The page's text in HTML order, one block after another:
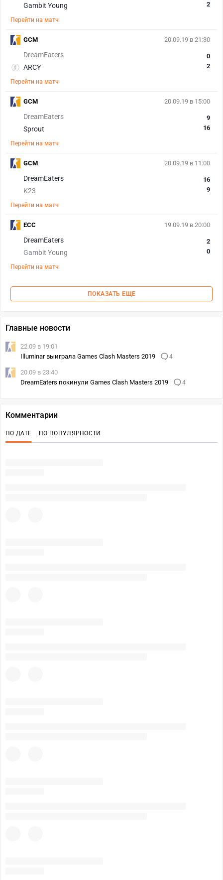
Gambit Young 2
Перейти на матч
20.09.19 в 21:30
DreamEaters
ARCY
0
2
Перейти на матч
GCM
20.09.19 в 15:00
DreamEaters
Sprout
9
16
Перейти на матч
GCM
20.09.19 в 11:00
DreamEaters
K23
16
9
Перейти на матч
GCM
19.09.19 в 20:00
DreamEaters
Gambit Young
2
0
Перейти на матч
ECC
ПОКАЗАТЬ ЕЩЕ
Главные новости
22.09 в 19:01
Illuminar выиграла Games Clash Masters 2019
4
20.09 в 23:40
DreamEaters покинули Games Clash Masters 2019
4
Комментарии
ПО ДАТЕ ПО ПОПУЛЯРНОСТИ